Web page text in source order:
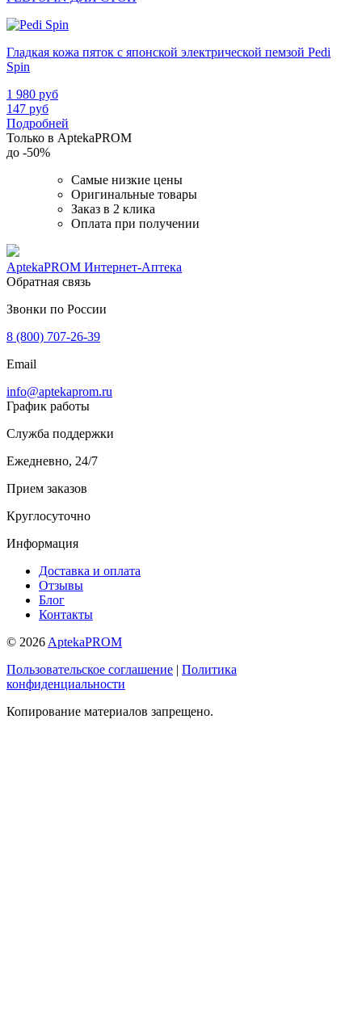
Гладкая кожа пяток с японской электрической пемзой Pedi
Spin
1 980 руб
147 руб
Подробней
Только в AptekaPROM
до -50%
Самые низкие цены
Оригинальные товары
Заказ в 2 клика
Оплата при получении
AptekaPROM Интернет-Аптека
Обратная связь
Звонки по России
8 (800) 707-26-39
Email
info@aptekaprom.ru
График работы
Служба поддержки
Ежедневно, 24/7
Прием заказов
Круглосуточно
Информация
Доставка и оплата
Отзывы
Блог
Контакты
© 2026 AptekaPROM
Пользовательское соглашение | Политика
конфиденциальности
Копирование материалов запрещено.